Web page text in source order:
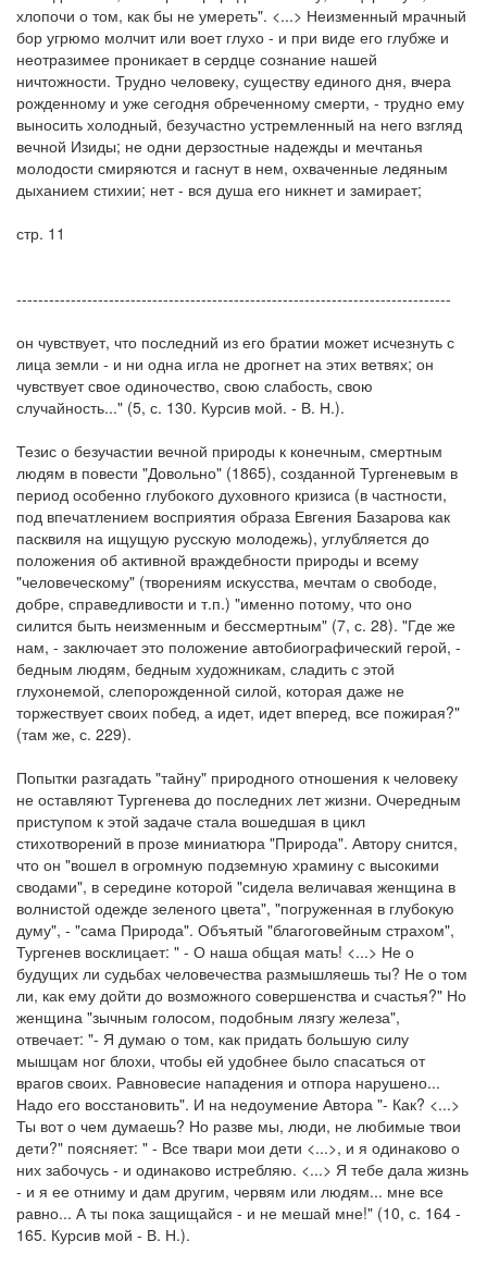
хлопочи о том, как бы не умереть". <...> Неизменный мрачный
бор угрюмо молчит или воет глухо - и при виде его глубже и
неотразимее проникает в сердце сознание нашей
ничтожности. Трудно человеку, существу единого дня, вчера
рожденному и уже сегодня обреченному смерти, - трудно ему
выносить холодный, безучастно устремленный на него взгляд
вечной Изиды; не одни дерзостные надежды и мечтанья
молодости смиряются и гаснут в нем, охваченные ледяным
дыханием стихии; нет - вся душа его никнет и замирает;
стр. 11
--------------------------------------------------------------------------------
он чувствует, что последний из его братии может исчезнуть с
лица земли - и ни одна игла не дрогнет на этих ветвях; он
чувствует свое одиночество, свою слабость, свою
случайность..." (5, с. 130. Курсив мой. - В. Н.).
Тезис о безучастии вечной природы к конечным, смертным
людям в повести "Довольно" (1865), созданной Тургеневым в
период особенно глубокого духовного кризиса (в частности,
под впечатлением восприятия образа Евгения Базарова как
пасквиля на ищущую русскую молодежь), углубляется до
положения об активной враждебности природы и всему
"человеческому" (творениям искусства, мечтам о свободе,
добре, справедливости и т.п.) "именно потому, что оно
силится быть неизменным и бессмертным" (7, с. 28). "Где же
нам, - заключает это положение автобиографический герой, -
бедным людям, бедным художникам, сладить с этой
глухонемой, слепорожденной силой, которая даже не
торжествует своих побед, а идет, идет вперед, все пожирая?"
(там же, с. 229).
Попытки разгадать "тайну" природного отношения к человеку
не оставляют Тургенева до последних лет жизни. Очередным
приступом к этой задаче стала вошедшая в цикл
стихотворений в прозе миниатюра "Природа". Автору снится,
что он "вошел в огромную подземную храмину с высокими
сводами", в середине которой "сидела величавая женщина в
волнистой одежде зеленого цвета", "погруженная в глубокую
думу", - "сама Природа". Объятый "благоговейным страхом",
Тургенев восклицает: " - О наша общая мать! <...> Не о
будущих ли судьбах человечества размышляешь ты? Не о том
ли, как ему дойти до возможного совершенства и счастья?" Но
женщина "зычным голосом, подобным лязгу железа",
отвечает: "- Я думаю о том, как придать большую силу
мышцам ног блохи, чтобы ей удобнее было спасаться от
врагов своих. Равновесие нападения и отпора нарушено...
Надо его восстановить". И на недоумение Автора "- Как? <...>
Ты вот о чем думаешь? Но разве мы, люди, не любимые твои
дети?" поясняет: " - Все твари мои дети <...>, и я одинаково о
них забочусь - и одинаково истребляю. <...> Я тебе дала жизнь
- и я ее отниму и дам другим, червям или людям... мне все
равно... А ты пока защищайся - и не мешай мне!" (10, с. 164 -
165. Курсив мой - В. Н.).